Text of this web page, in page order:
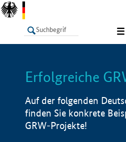
LISTE
Erfolgreiche
Auf der folgenden
finden Sie konkrete
GRW-Projekte!